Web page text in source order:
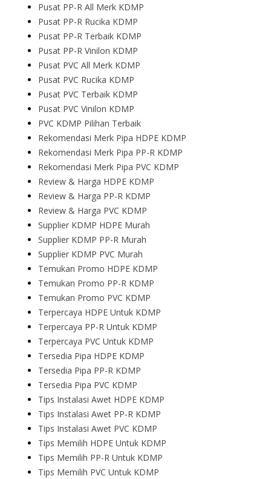
Pusat PP-R All Merk KDMP
Pusat PP-R Rucika KDMP
Pusat PP-R Terbaik KDMP
Pusat PP-R Vinilon KDMP
Pusat PVC All Merk KDMP
Pusat PVC Rucika KDMP
Pusat PVC Terbaik KDMP
Pusat PVC Vinilon KDMP
PVC KDMP Pilihan Terbaik
Rekomendasi Merk Pipa HDPE KDMP
Rekomendasi Merk Pipa PP-R KDMP
Rekomendasi Merk Pipa PVC KDMP
Review & Harga HDPE KDMP
Review & Harga PP-R KDMP
Review & Harga PVC KDMP
Supplier KDMP HDPE Murah
Supplier KDMP PP-R Murah
Supplier KDMP PVC Murah
Temukan Promo HDPE KDMP
Temukan Promo PP-R KDMP
Temukan Promo PVC KDMP
Terpercaya HDPE Untuk KDMP
Terpercaya PP-R Untuk KDMP
Terpercaya PVC Untuk KDMP
Tersedia Pipa HDPE KDMP
Tersedia Pipa PP-R KDMP
Tersedia Pipa PVC KDMP
Tips Instalasi Awet HDPE KDMP
Tips Instalasi Awet PP-R KDMP
Tips Instalasi Awet PVC KDMP
Tips Memilih HDPE Untuk KDMP
Tips Memilih PP-R Untuk KDMP
Tips Memilih PVC Untuk KDMP